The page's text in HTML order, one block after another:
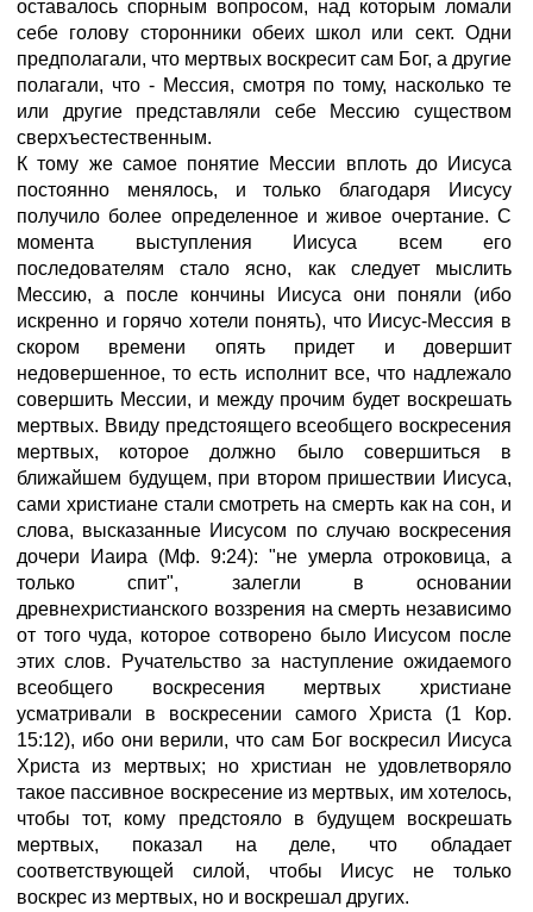
оставалось спорным вопросом, над которым ломали
себе голову сторонники обеих школ или сект. Одни
предполагали, что мертвых воскресит сам Бог, а другие
полагали, что - Мессия, смотря по тому, насколько те
или другие представляли себе Мессию существом
сверхъестественным.
К тому же самое понятие Мессии вплоть до Иисуса
постоянно менялось, и только благодаря Иисусу
получило более определенное и живое очертание. С
момента выступления Иисуса всем его
последователям стало ясно, как следует мыслить
Мессию, а после кончины Иисуса они поняли (ибо
искренно и горячо хотели понять), что Иисус-Мессия в
скором времени опять придет и довершит
недовершенное, то есть исполнит все, что надлежало
совершить Мессии, и между прочим будет воскрешать
мертвых. Ввиду предстоящего всеобщего воскресения
мертвых, которое должно было совершиться в
ближайшем будущем, при втором пришествии Иисуса,
сами христиане стали смотреть на смерть как на сон, и
слова, высказанные Иисусом по случаю воскресения
дочери Иаира (Мф. 9:24): "не умерла отроковица, а
только спит", залегли в основании
древнехристианского воззрения на смерть независимо
от того чуда, которое сотворено было Иисусом после
этих слов. Ручательство за наступление ожидаемого
всеобщего воскресения мертвых христиане
усматривали в воскресении самого Христа (1 Кор.
15:12), ибо они верили, что сам Бог воскресил Иисуса
Христа из мертвых; но христиан не удовлетворяло
такое пассивное воскресение из мертвых, им хотелось,
чтобы тот, кому предстояло в будущем воскрешать
мертвых, показал на деле, что обладает
соответствующей силой, чтобы Иисус не только
воскрес из мертвых, но и воскрешал других.